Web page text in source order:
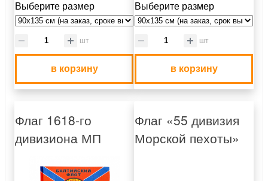
Выберите размер
шт
в корзину
Выберите размер
шт
в корзину
Флаг 1618-го
дивизиона МП
Флаг «55 дивизия
Морской пехоты»